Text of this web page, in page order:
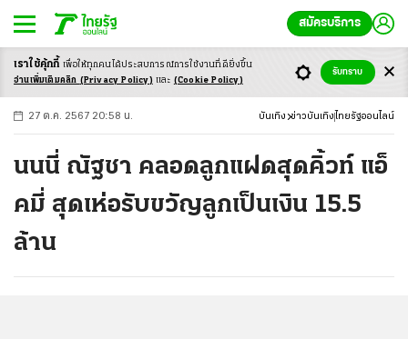
สมัครบริการ
-ก ก ก+
27 ต.ค. 2567 20:58 น. บันเทิง ข่าวบันเทิง ไทยรัฐออนไลน์
นนนี่ ณัฐชา คลอดลูกแฝดสุดคิ้วท์ แอ็
คมี่ สุดเห่อรับขวัญลูกเป็นเงิน 15.5
ล้าน
เราใช้คุ้กกี้ เพื่อให้ทุกคนได้ประสบการณ์การใช้งานที่ดียิ่งขึ้น
อ่านเพิ่มเติมคลิก (Privacy Policy) และ (Cookie Policy)
รับทราบ